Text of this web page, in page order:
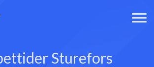
Sturefors